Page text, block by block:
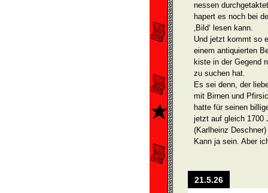
nessen
hapert es noch bei
‚Bild‘ lesen kann.
Und jetzt kommt so
einem antiquierten
kiste in der Gegend
zu suchen hat.
Es sei denn, der
mit Birnen und
hatte für seinen
jetzt auf gleich 1700
(Karlheinz
Kann ja sein. Aber
21.5.26